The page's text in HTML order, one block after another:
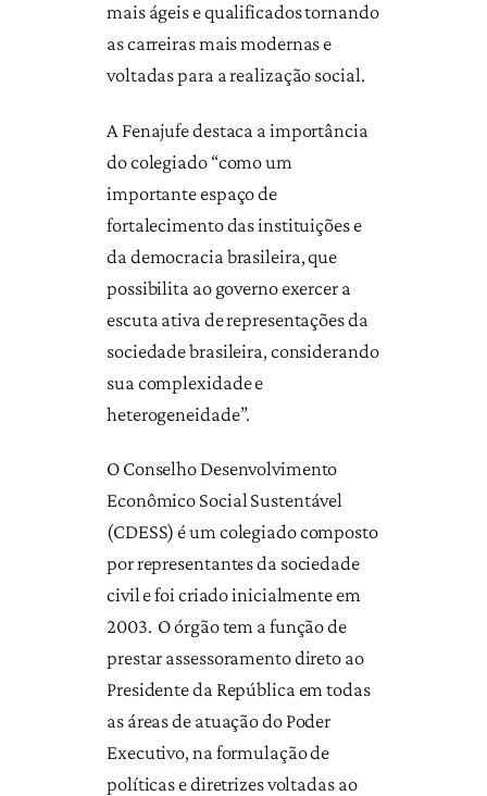
mais ágeis e qualificados tornando
as carreiras mais modernas e
voltadas para a realização social.
A Fenajufe destaca a importância
do colegiado “como um
importante espaço de
fortalecimento das instituições e
da democracia brasileira, que
possibilita ao governo exercer a
escuta ativa de representações da
sociedade brasileira, considerando
sua complexidade e
heterogeneidade”.
O Conselho Desenvolvimento
Econômico Social Sustentável
(CDESS) é um colegiado composto
por representantes da sociedade
civil e foi criado inicialmente em
2003. O órgão tem a função de
prestar assessoramento direto ao
Presidente da República em todas
as áreas de atuação do Poder
Executivo, na formulação de
políticas e diretrizes voltadas ao